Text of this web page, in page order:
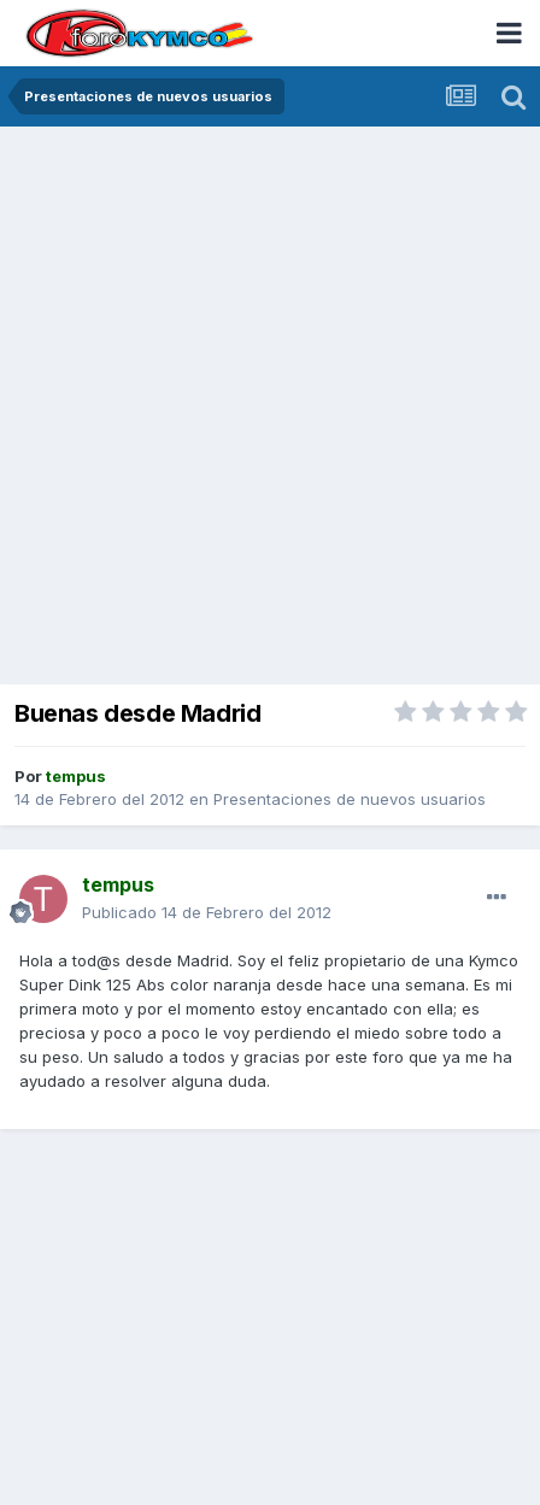
Presentaciones de nuevos usuarios
Buenas desde Madrid
Portempus
14 de Febrero del 2012 en Presentaciones de nuevos usuarios
tempus
Publicado 14 de Febrero del 2012
Hola a tod@s desde Madrid. Soy el feliz propietario de una Kymco
Super Dink 125 Abs color naranja desde hace una semana. Es mi
primera moto y por el momento estoy encantado con ella; es
preciosa y poco a poco le voy perdiendo el miedo sobre todo a
su peso. Un saludo a todos y gracias por este foro que ya me ha
ayudado a resolver alguna duda.